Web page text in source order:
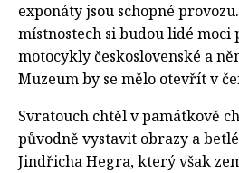
exponáty jsou schopné
místnostech si budou lidé moci
motocykly československé a
Muzeum by se mělo otevřít v
Svratouch chtěl v památkově
původně vystavit obrazy a
Jindřicha Hegra, který však